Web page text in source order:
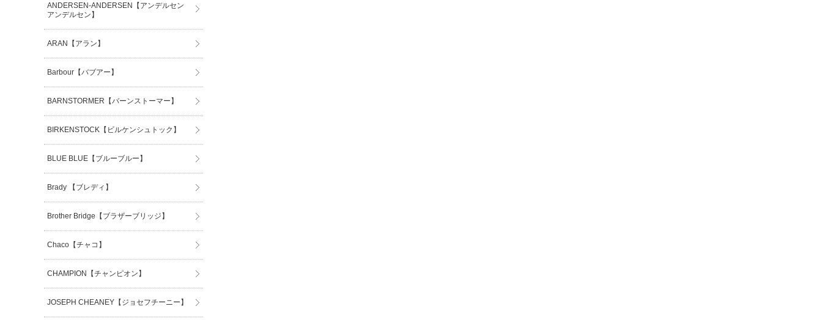
ANDERSEN-ANDERSEN【アンデルセン
アンデルセン】
ARAN【アラン】
Barbour【バブアー】
BARNSTORMER【バーンストーマー】
BIRKENSTOCK【ビルケンシュトック】
BLUE BLUE【ブルーブルー】
Brady 【ブレディ】
Brother Bridge【ブラザーブリッジ】
Chaco【チャコ】
CHAMPION【チャンピオン】
JOSEPH CHEANEY【ジョセフチーニー】